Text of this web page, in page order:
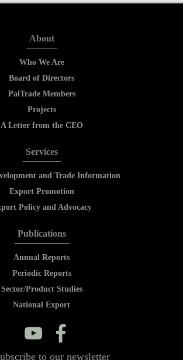
About
Who We Are
Board of Directors
PalTrade Members
Projects
A Letter from the CEO
Services
and Trade Information
Export Promotion
Policy and Advocacy
Publications
Annual Reports
Periodic Reports
Sector/Product Studies
National Export
y f
to our newsletter